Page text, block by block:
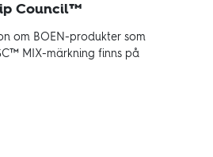
Council™
om BOEN-produkter som
MIX-märkning finns på